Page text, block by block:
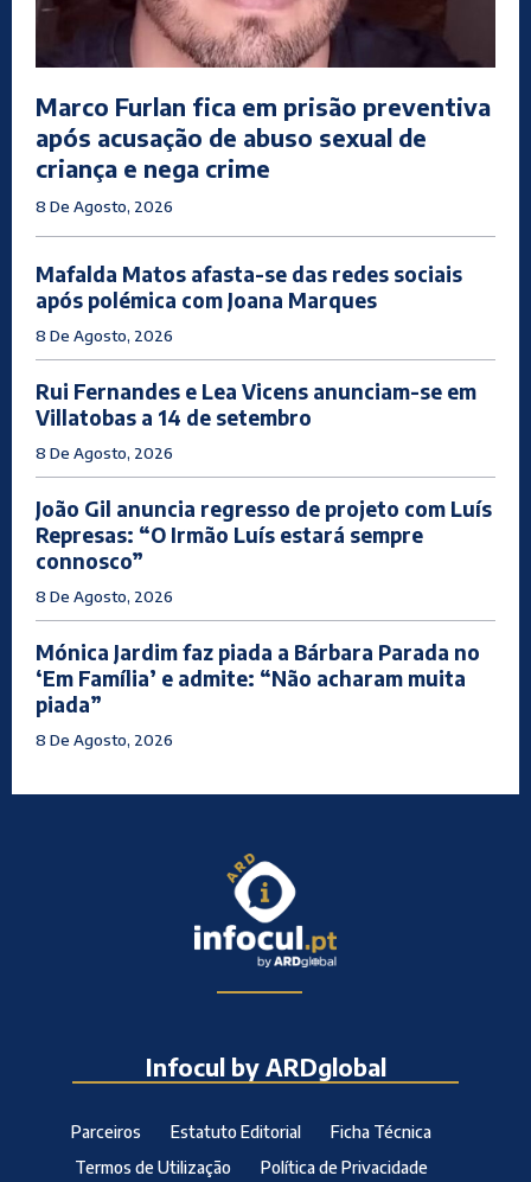
Marco Furlan fica em prisão preventiva
após acusação de abuso sexual de
criança e nega crime
8 De Agosto, 2026
Mafalda Matos afasta-se das redes sociais
após polémica com Joana Marques
8 De Agosto, 2026
Rui Fernandes e Lea Vicens anunciam-se em
Villatobas a 14 de setembro
8 De Agosto, 2026
João Gil anuncia regresso de projeto com Luís
Represas: “O Irmão Luís estará sempre
connosco”
8 De Agosto, 2026
Mónica Jardim faz piada a Bárbara Parada no
‘Em Família’ e admite: “Não acharam muita
piada”
8 De Agosto, 2026
Infocul by ARDglobal
Parceiros Estatuto Editorial
Ficha Técnica
Termos de Utilização
Política de Privacidade